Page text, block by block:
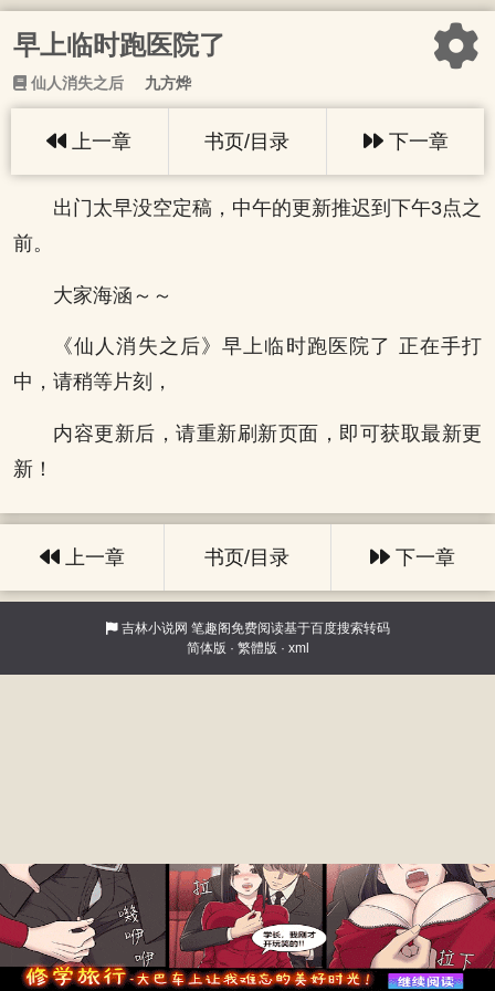
早上临时跑医院了
仙人消失之后 九方烨
上一章 书页/目录 下一章
出门太早没空定稿，中午的更新推迟到下午3点之
前。
大家海涵～～
《仙人消失之后》早上临时跑医院了 正在手打
中，请稍等片刻，
内容更新后，请重新刷新页面，即可获取最新更
新！
上一章 书页/目录 下一章
吉林小说网 笔趣阁免费阅读基于百度搜索转码
简体版 · 繁體版 · xml